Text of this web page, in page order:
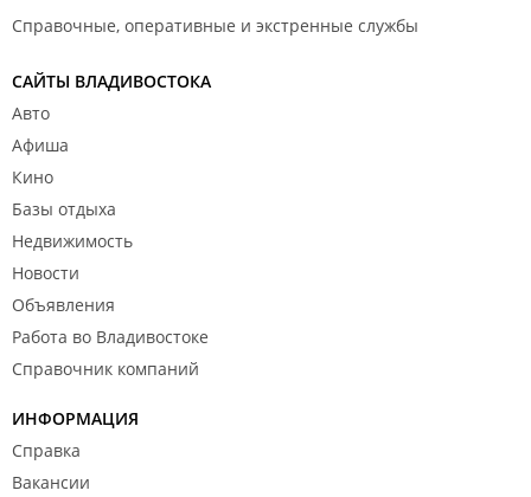
Справочные, оперативные и экстренные службы
САЙТЫ ВЛАДИВОСТОКА
Авто
Афиша
Кино
Базы отдыха
Недвижимость
Новости
Объявления
Работа во Владивостоке
Справочник компаний
ИНФОРМАЦИЯ
Справка
Вакансии